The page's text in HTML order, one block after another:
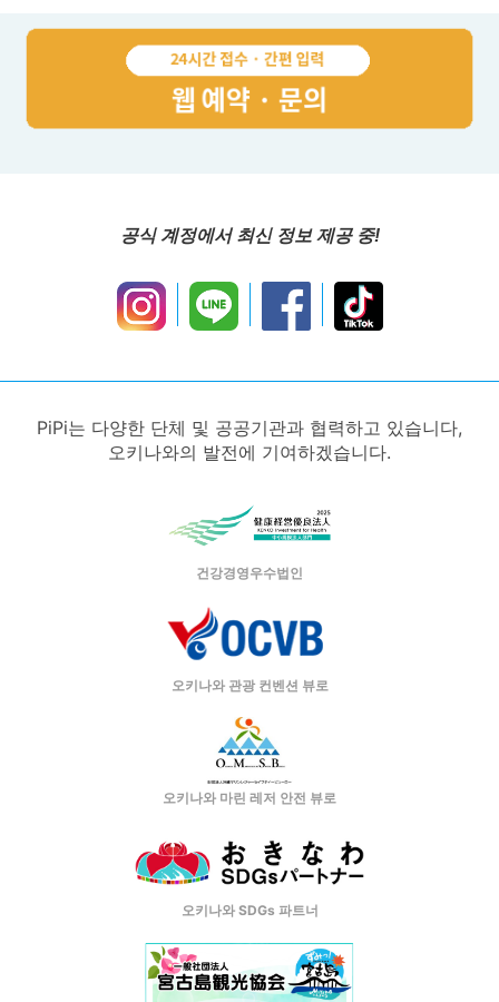
공식 계정에서 최신 정보 제공 중!
PiPi는 다양한 단체 및 공공기관과 협력하고 있습니다,
오키나와의 발전에 기여하겠습니다.
건강경영우수법인
오키나와 관광 컨벤션 뷰로
오키나와 마린 레저 안전 뷰로
오키나와 SDGs 파트너